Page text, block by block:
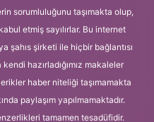
sorumluluğunu taşımakta olup,
etmiş sayılırlar. Bu internet
şahıs şirketi ile hiçbir bağlantısı
hazırladığımız makaleler
haber niteliği taşımamakta
paylaşım yapılmamaktadır.
tamamen tesadüfidir.